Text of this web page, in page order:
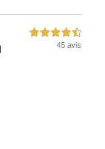
4,5 étoiles sur 5
45 avis